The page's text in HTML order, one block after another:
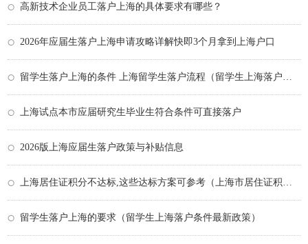
高新技术企业员工落户上海的具体要求有哪些？
2026年应届生落户上海申请攻略详解快即3个月拿到上海户口
上海试点本市应届研究生毕业生符合条件可直接落户
2026版上海应届生落户政策与补贴信息
留学生落户上海的要求（留学生上海落户条件最新政策）